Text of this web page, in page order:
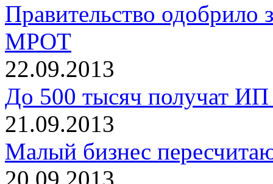
Правительство одобрило
МРОТ
22.09.2013
До 500 тысяч получат
21.09.2013
Малый бизнес